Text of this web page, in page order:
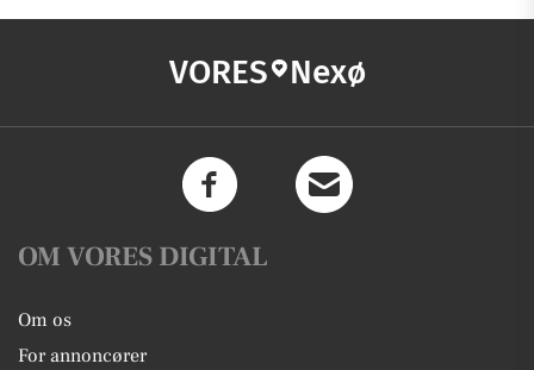
VORES Nexø
OM VORES DIGITAL
Om os
For annoncører